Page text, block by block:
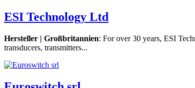
ESI Technology Ltd
Hersteller | Großbritannien: For over 30 years, ESI
transducers, transmitters...